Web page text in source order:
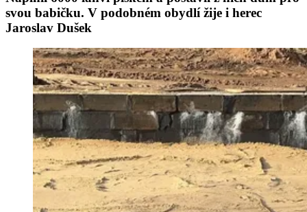
svou babičku. V podobném obydlí žije i herec
Jaroslav Dušek